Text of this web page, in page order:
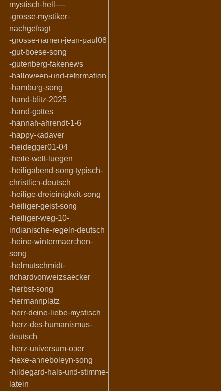
mystisch-hell----
-grosse-mystiker-
nachgefragt
-grosse-namen-jean-paul08
-gut-boese-song
-gutenberg-fakenews
-halloween-und-reformation
-hamburg-song
-hand-blitz-2025
-hand-gottes
-hannah-ahrendt-1-6
-happy-kadaver
-heidegger01-04
-heile-welt-luegen
-heiligabend-song-typisch-
christlich-deutsch
-heilige-dreieinigkeit-song
-heiliger-geist-song
-heiliger-weg-10-
indianische-regeln-deutsch
-heine-wintermaerchen-
song
-helmutschmidt-
richardvonweizsaecker
-herbst-song
-hermannplatz
-herr-deine-liebe-mystisch
-herz-des-humanismus-
deutsch
-herz-universum-oper
-hexe-anneboleyn-song
-hildegard-hals-und-stimme-
latein